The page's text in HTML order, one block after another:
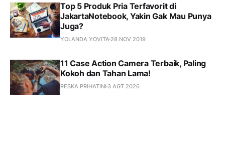
Top 5 Produk Pria Terfavorit di
JakartaNotebook, Yakin Gak Mau Punya
Juga?
YOLANDA YOVITA 28 NOV 2019
11 Case Action Camera Terbaik, Paling
Kokoh dan Tahan Lama!
RESKA PRIHATINI 3 AGT 2026